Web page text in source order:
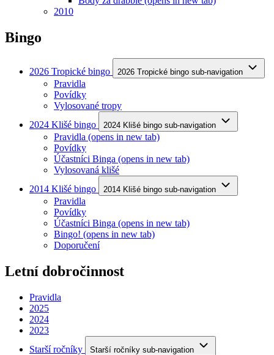
2010
Bingo
2026 Tropické bingo 2026 Tropické bingo sub-navigation
Pravidla
Povídky
Vylosované tropy
2024 Klišé bingo
2024 Klišé bingo sub-navigation
Pravidla (opens in new tab)
Povídky
Účastníci Binga (opens in new tab)
Vylosovaná klišé
2014 Klišé bingo
2014 Klišé bingo sub-navigation
Pravidla
Povídky
Účastníci Binga (opens in new tab)
Bingo! (opens in new tab)
Doporučení
Letní dobročinnost
Pravidla
2025
2024
2023
Starší ročníky
Starší ročníky sub-navigation